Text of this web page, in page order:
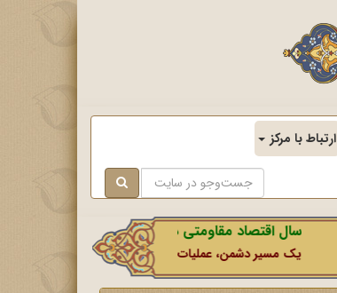
ارتباط با مرکز
سال اقتصاد مقاومتی در سایه وحدت ملی و امنیت ملی.
یک مسیر دشمن، عملیات رسانه‌ای او است که در این ایام